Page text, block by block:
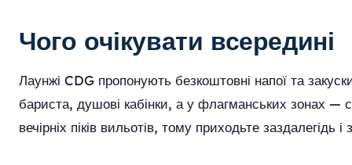
Чого очікувати всередині
Лаунжі CDG пропонують безкоштовні напої та
бариста, душові кабінки, а у флагманських зонах
вечірніх піків вильотів, тому приходьте